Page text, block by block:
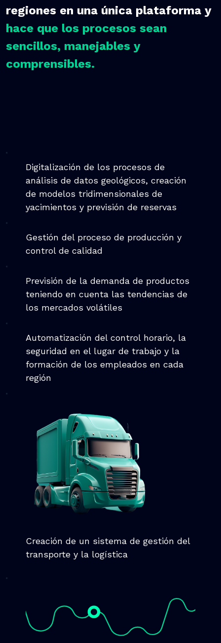
regiones en una única plataforma y
hace que los procesos sean
sencillos, manejables y
comprensibles.
Digitalización de los procesos de
análisis de datos geológicos, creación
de modelos tridimensionales de
yacimientos y previsión de reservas
Gestión del proceso de producción y
control de calidad
Previsión de la demanda de productos
teniendo en cuenta las tendencias de
los mercados volátiles
Automatización del control horario, la
seguridad en el lugar de trabajo y la
formación de los empleados en cada
región
Creación de un sistema de gestión del
transporte y la logística